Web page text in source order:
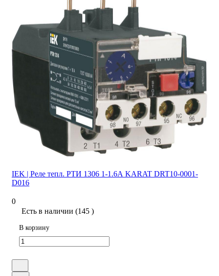
IEK | Реле тепл. РТИ 1306 1-1.6А KARAT DRT10-0001-
D016
0
Есть в наличии (145 )
В корзину